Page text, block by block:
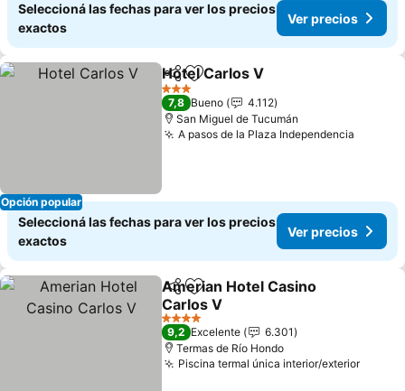
Seleccioná las fechas para ver los precios
exactos
Ver precios
Opción popular
CompartirAñadir a favoritos
Hotel Carlos V
3 Estrellas
7,8 Bueno
4.112
San Miguel de Tucumán
A pasos de la Plaza Independencia
Seleccioná las fechas para ver los precios
exactos
Ver precios
CompartirAñadir a favoritos
Amerian Hotel Casino
Carlos V
Ver precios
4 Estrellas
9,2 Excelente
6.301
Termas de Río Hondo
Piscina termal única interior/exteriorVer